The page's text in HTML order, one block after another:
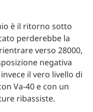
è il ritorno sotto
perderebbe la
verso 28000,
negativa
il vero livello di
Va-40 e con un
ribassiste.